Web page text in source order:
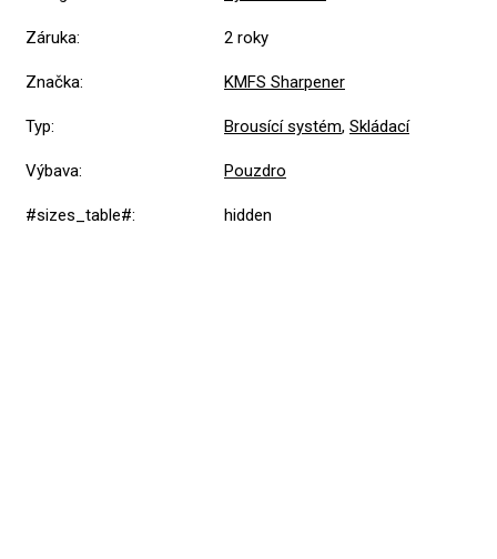
Záruka: 2 roky
Značka: KMFS Sharpener
Typ: Brousící systém, Skládací
Výbava: Pouzdro
#sizes_table#: hidden